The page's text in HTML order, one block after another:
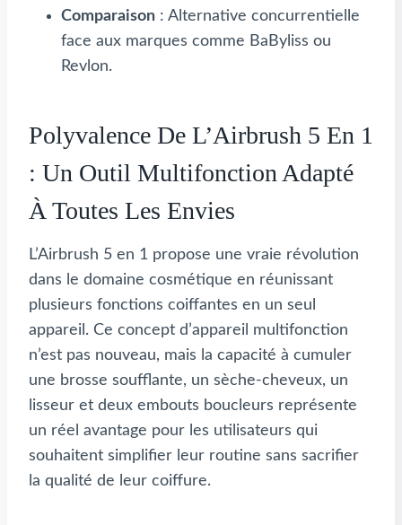
Comparaison : Alternative concurrentielle
face aux marques comme BaByliss ou
Revlon.
Polyvalence De L’Airbrush 5 En 1
: Un Outil Multifonction Adapté
À Toutes Les Envies
L’Airbrush 5 en 1 propose une vraie révolution
dans le domaine cosmétique en réunissant
plusieurs fonctions coiffantes en un seul
appareil. Ce concept d’appareil multifonction
n’est pas nouveau, mais la capacité à cumuler
une brosse soufflante, un sèche-cheveux, un
lisseur et deux embouts boucleurs représente
un réel avantage pour les utilisateurs qui
souhaitent simplifier leur routine sans sacrifier
la qualité de leur coiffure.